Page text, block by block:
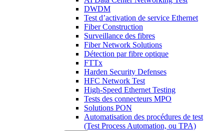
DWDM
Test d’activation de service Ethernet
Fiber Construction
Surveillance des fibres
Fiber Network Solutions
Détection par fibre optique
FTTx
Harden Security Defenses
HFC Network Test
High-Speed Ethernet Testing
Tests des connecteurs MPO
Solutions PON
Automatisation des procédures de test
(Test Process Automation, ou TPA)